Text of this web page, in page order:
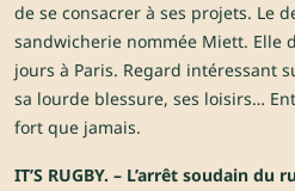
de se consacrer à ses projets. Le
sandwicherie nommée Miett. Elle
jours à Paris. Regard intéressant
sa lourde blessure, ses loisirs…
fort que jamais.
IT’S RUGBY. – L’arrêt soudain du